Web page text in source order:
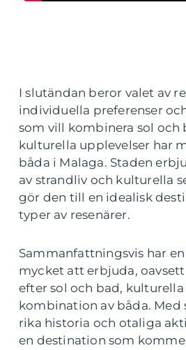
I slutändan beror valet av
individuella preferenser
som vill kombinera sol och
kulturella upplevelser har
båda i Malaga. Staden
av strandliv och kulturella
gör den till en idealisk
typer av resenärer.
Sammanfattningsvis har
mycket att erbjuda,
efter sol och bad, kulturella
kombination av båda.
rika historia och otaliga
en destination som